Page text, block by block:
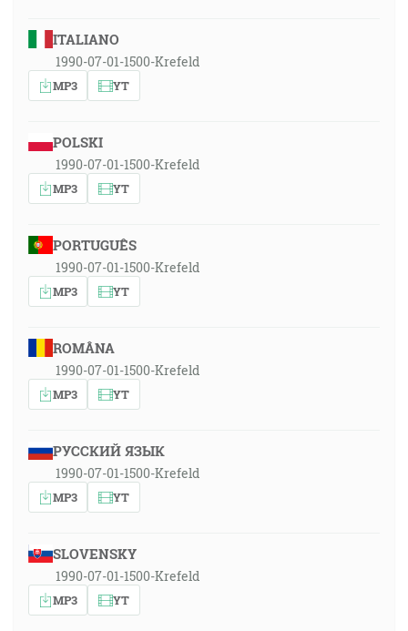
ITALIANO
1990-07-01-1500-Krefeld
MP3 YT
POLSKI
1990-07-01-1500-Krefeld
MP3 YT
PORTUGUÊS
1990-07-01-1500-Krefeld
MP3 YT
ROMÂNA
1990-07-01-1500-Krefeld
MP3 YT
РУССКИЙ ЯЗЫК
1990-07-01-1500-Krefeld
MP3 YT
SLOVENSKY
1990-07-01-1500-Krefeld
MP3 YT